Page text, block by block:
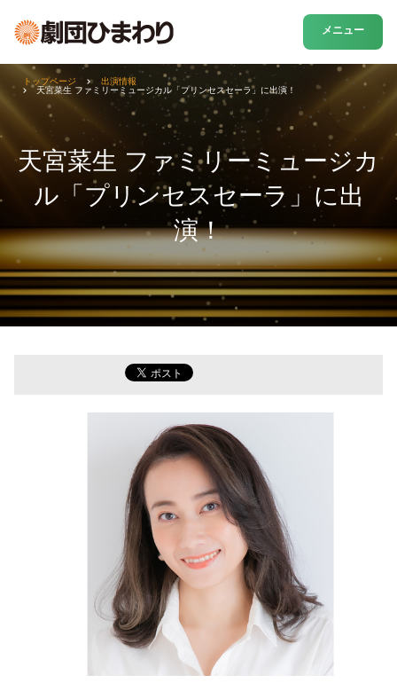
メニュー
天宮菜生 ファミリーミュージカ
ル「プリンセスセーラ」に出
演！
トップページ
出演情報
天宮菜生 ファミリーミュージカル「プリンセスセーラ」に出演！